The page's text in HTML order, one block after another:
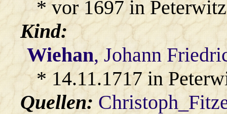
* vor 1697 in
Kind:
Wiehan, Johann
* 14.11.1717 in
Quellen: